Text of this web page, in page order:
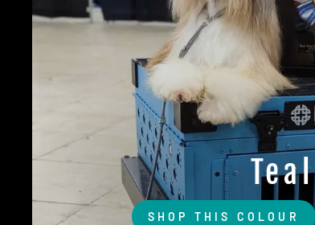
Teal
SHOP THIS COLOUR